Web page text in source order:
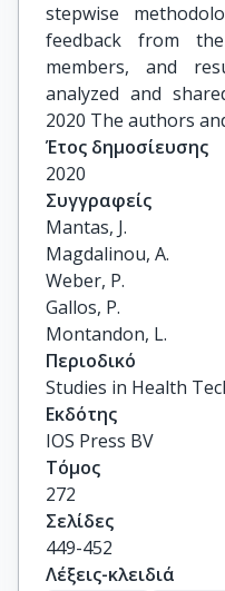
stepwise
feedback from
members, and
analyzed and
2020 The authors
Έτος δημοσίευσης
2020
Συγγραφείς
Mantas, J.
Magdalinou, A.
Weber, P.
Gallos, P.
Montandon, L.
Περιοδικό
Studies in Health
Εκδότης
IOS Press BV
Τόμος
272
Σελίδες
449-452
Λέξεις-κλειδιά